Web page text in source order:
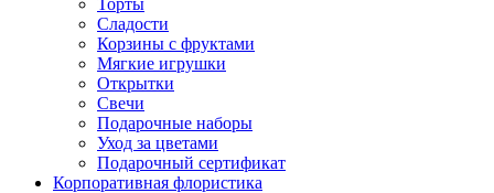
Торты
Сладости
Корзины с фруктами
Мягкие игрушки
Открытки
Свечи
Подарочные наборы
Уход за цветами
Подарочный сертификат
Корпоративная флористика